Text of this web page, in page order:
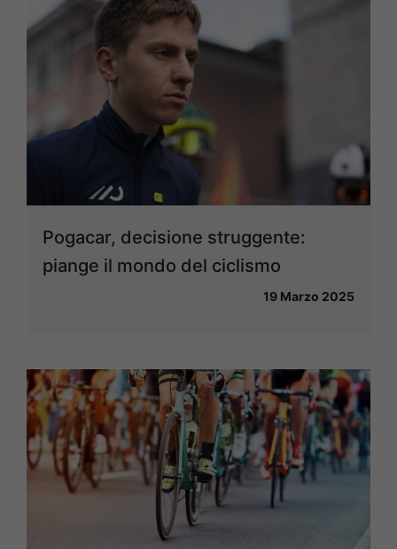
Pogacar, decisione struggente:
piange il mondo del ciclismo
19 Marzo 2025